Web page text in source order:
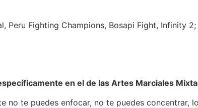
Fighting Champions, Bosapi Fight, Infinity
en el de las Artes Marciales
te puedes enfocar, no te puedes concentrar,